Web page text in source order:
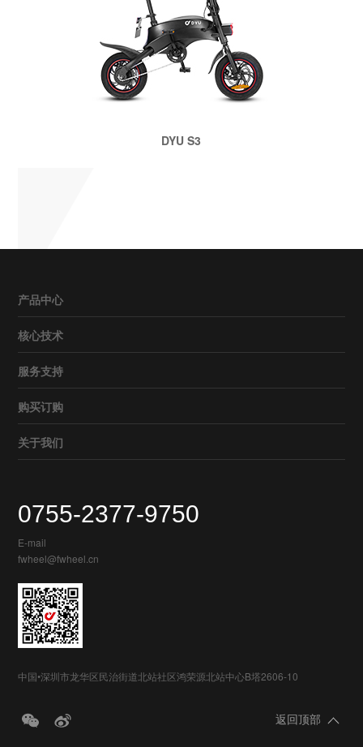
DYU S3
产品中心
核心技术
服务支持
购买订购
关于我们
0755-2377-9750
E-mail
fwheel@fwheel.cn
中国•深圳市龙华区民治街道北站社区鸿荣源北站中心B塔2606-10
返回顶部